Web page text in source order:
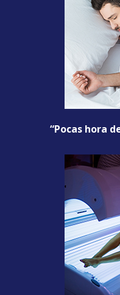
“Pocas hora